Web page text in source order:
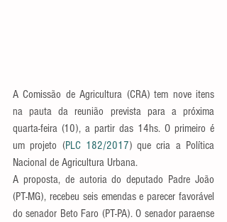
A Comissão de Agricultura (CRA) tem nove itens
na pauta da reunião prevista para a próxima
quarta-feira (10), a partir das 14hs. O primeiro é
um projeto (PLC 182/2017) que cria a Política
Nacional de Agricultura Urbana.
A proposta, de autoria do deputado Padre João
(PT-MG), recebeu seis emendas e parecer favorável
do senador Beto Faro (PT-PA). O senador paraense